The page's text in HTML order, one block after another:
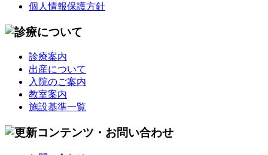
個人情報保護方針
診療案内
出産について
入院のご案内
教室案内
施設基準一覧